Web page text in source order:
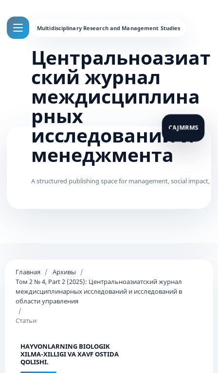
Центральноазиат
ский журнал
междисциплина
рных
исследований и
менеджмента
Главная / Архивы
/
Том 2 № 4, Part 2 (2025): Центральноазиатский журнал
междисциплинарных исследований и исследований в
области управления
/
Статьи
HAYVONLARNING BIOLOGIK
XILMA-XILLIGI VA XAVF OSTIDA
QOLISHI.